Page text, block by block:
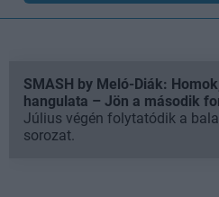
SMASH by Meló-Diák:
hangulata – Jön a második
Július végén folytatódik a
sorozat.